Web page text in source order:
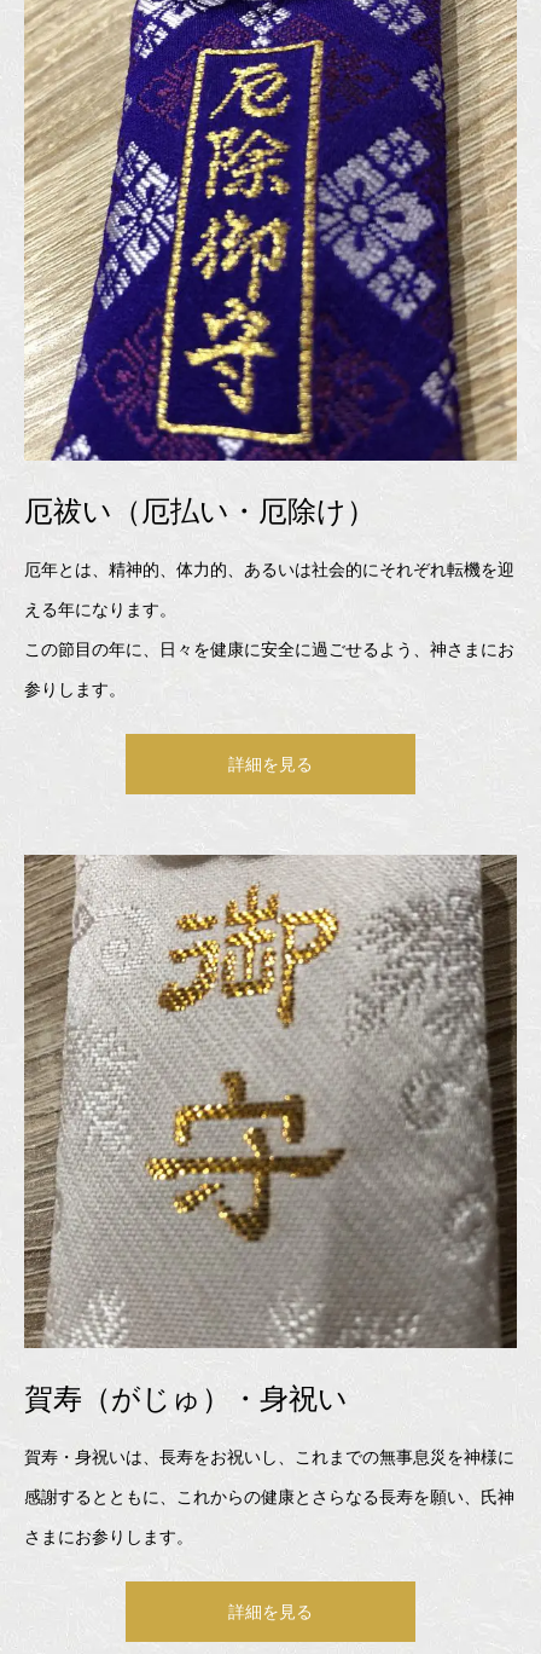
厄祓い（厄払い・厄除け）
厄年とは、精神的、体力的、あるいは社会的にそれぞれ転機を迎
える年になります。
この節目の年に、日々を健康に安全に過ごせるよう、神さまにお
参りします。
詳細を見る
賀寿（がじゅ）・身祝い
賀寿・身祝いは、長寿をお祝いし、これまでの無事息災を神様に
感謝するとともに、これからの健康とさらなる長寿を願い、氏神
さまにお参りします。
詳細を見る